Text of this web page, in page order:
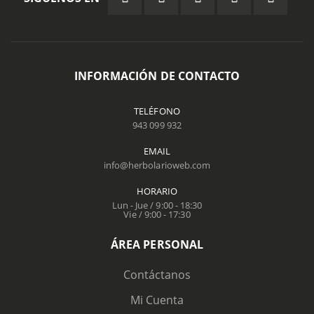
INFORMACIÓN DE CONTACTO
TELÉFONO
943 099 932
EMAIL
info@herbolarioweb.com
HORARIO
Lun - Jue / 9:00 - 18:30
Vie / 9:00 - 17:30
ÁREA PERSONAL
Contáctanos
Mi Cuenta